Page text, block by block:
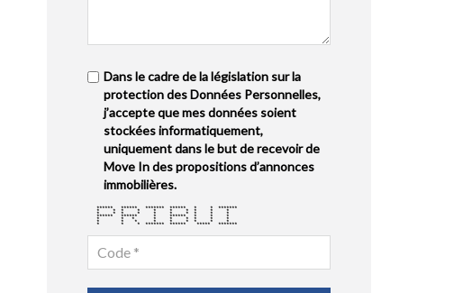
Dans le cadre de la législation sur la
protection des Données Personnelles,
j’accepte que mes données soient
stockées informatiquement,
uniquement dans le but de recevoir de
Move In des propositions d’annonces
immobilières.
****** ****** ******* ****** * * *******
* * * * * * * * * *
* * * * * * * * * *
****** ****** * ****** * * *
* * * * * * * * *
* * * * * * * * *
* * * ******* ****** ***** *******